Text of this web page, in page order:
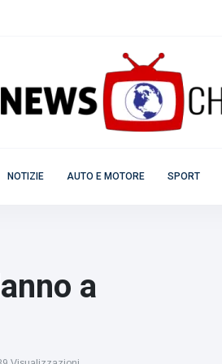
NOTIZIE AUTO E MOTORE SPORT
a